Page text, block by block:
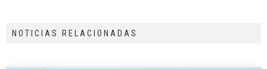
NOTICIAS RELACIONADAS